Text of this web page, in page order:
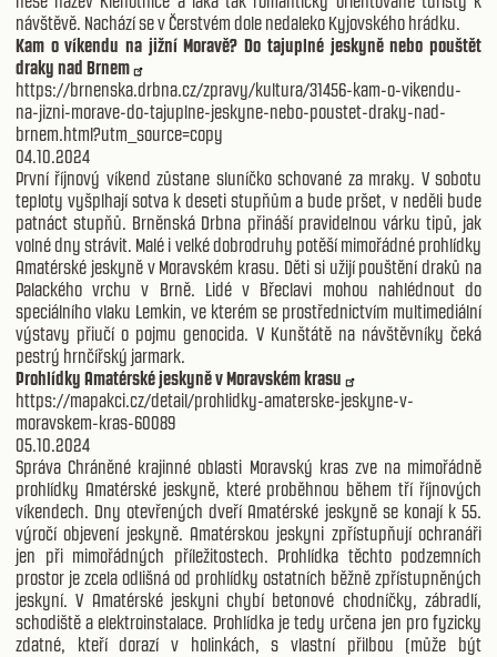
návštěvě. Nachází se v Čerstvém dole nedaleko Kyjovského hrádku.
Kam o víkendu na jižní Moravě? Do tajuplné jeskyně nebo pouštět
draky nad Brnem
https://brnenska.drbna.cz/zpravy/kultura/31456-kam-o-vikendu-
na-jizni-morave-do-tajuplne-jeskyne-nebo-poustet-draky-nad-
brnem.html?utm_source=copy
04.10.2024
První říjnový víkend zůstane sluníčko schované za mraky. V sobotu
teploty vyšplhají sotva k deseti stupňům a bude pršet, v neděli bude
patnáct stupňů. Brněnská Drbna přináší pravidelnou várku tipů, jak
volné dny strávit. Malé i velké dobrodruhy potěší mimořádné prohlídky
Amatérské jeskyně v Moravském krasu. Děti si užijí pouštění draků na
Palackého vrchu v Brně. Lidé v Břeclavi mohou nahlédnout do
speciálního vlaku Lemkin, ve kterém se prostřednictvím multimediální
výstavy přiučí o pojmu genocida. V Kunštátě na návštěvníky čeká
pestrý hrnčířský jarmark.
Prohlídky Amatérské jeskyně v Moravském krasu
https://mapakci.cz/detail/prohlidky-amaterske-jeskyne-v-
moravskem-kras-60089
05.10.2024
Správa Chráněné krajinné oblasti Moravský kras zve na mimořádně
prohlídky Amatérské jeskyně, které proběhnou během tří říjnových
víkendech. Dny otevřených dveří Amatérské jeskyně se konají k 55.
výročí objevení jeskyně. Amatérskou jeskyni zpřístupňují ochranáři
jen při mimořádných příležitostech. Prohlídka těchto podzemních
prostor je zcela odlišná od prohlídky ostatních běžně zpřístupněných
jeskyní. V Amatérské jeskyni chybí betonové chodníčky, zábradlí,
schodiště a elektroinstalace. Prohlídka je tedy určena jen pro fyzicky
zdatné, kteří dorazí v holinkách, s vlastní přilbou (může být